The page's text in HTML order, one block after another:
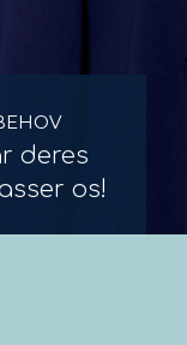
deres
os!